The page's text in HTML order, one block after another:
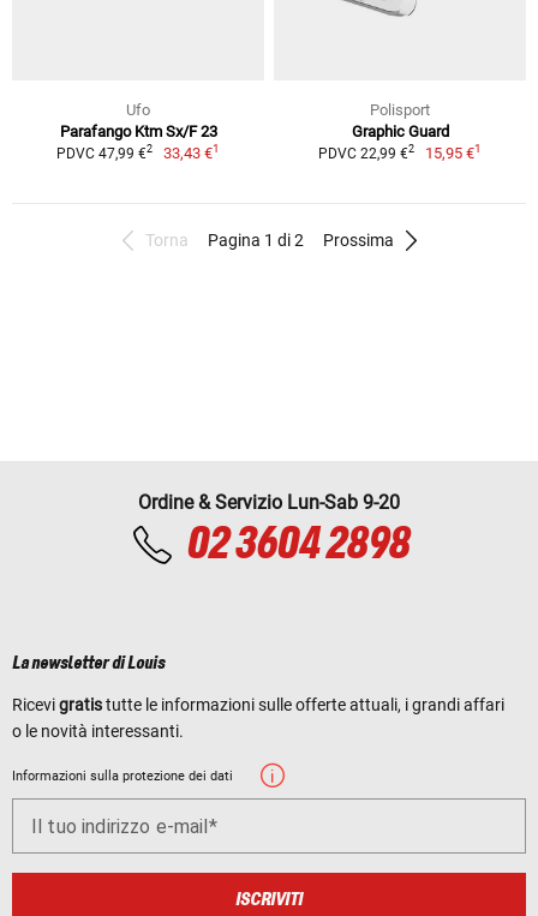
Ufo
Parafango Ktm Sx/F 23
PDVC 47,99 €2 33,43 €1
Polisport
Graphic Guard
PDVC 22,99 €2 15,95 €1
Torna Pagina 1 di 2 Prossima
Ordine & Servizio Lun-Sab 9-20
02 3604 2898
La newsletter di Louis
Ricevigratistutte le informazioni sulle offerte attuali, i grandi affari
o le novità interessanti.
Informazioni sulla protezione dei dati
Il tuo indirizzo e-mail
ISCRIVITI